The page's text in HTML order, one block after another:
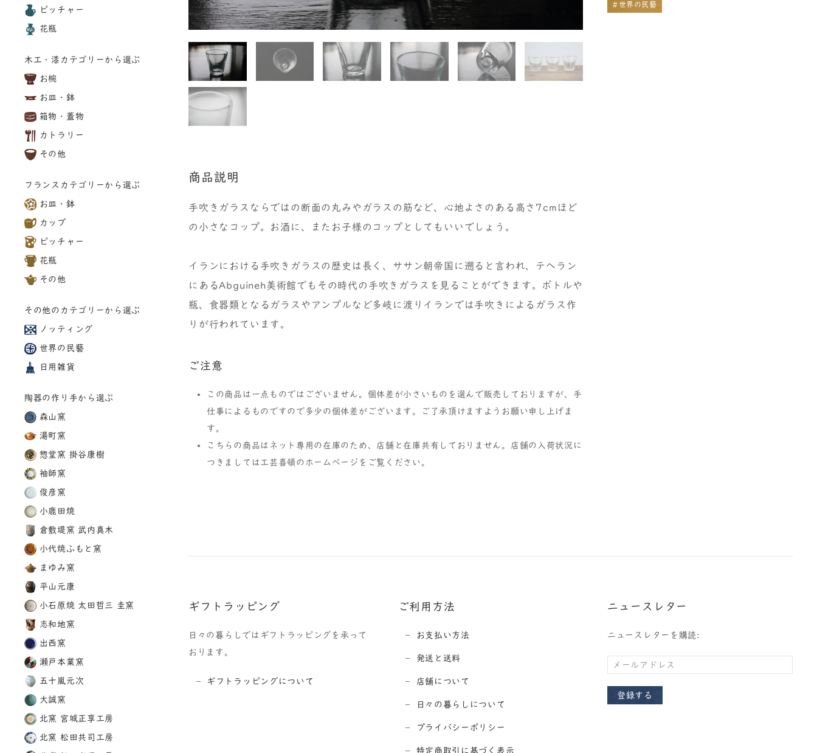
ピッチャー
花瓶
木工・漆カテゴリーから選ぶ
お椀
お皿・鉢
箱物・蓋物
カトラリー
その他
フランスカテゴリーから選ぶ
お皿・鉢
カップ
ピッチャー
花瓶
その他
その他のカテゴリーから選ぶ
ノッティング
世界の民藝
日用雑貨
陶器の作り手から選ぶ
森山窯
湯町窯
惣堂窯 掛谷康樹
袖師窯
俊彦窯
小鹿田焼
倉敷堤窯 武内真木
小代焼ふもと窯
まゆみ窯
平山元康
小石原焼 太田哲三 圭窯
志和地窯
出西窯
瀬戸本業窯
五十嵐元次
大誠窯
北窯 宮城正享工房
北窯 松田共司工房
商品説明
手吹きガラスならではの断面の丸みやガラスの筋など、心地よさのある高さ7cmほど
の小さなコップ。お酒に、またお子様のコップとしてもいいでしょう。
イランにおける手吹きガラスの歴史は長く、ササン朝帝国に遡ると言われ、テヘラン
にあるAbguineh美術館でもその時代の手吹きガラスを見ることができます。ボトルや
瓶、食器類となるガラスやアンプルなど多岐に渡りイランでは手吹きによるガラス作
りが行われています。
ご注意
この商品は一点ものではございません。個体差が小さいものを選んで販売しておりますが、手
仕事によるものですので多少の個体差がございます。ご了承頂けますようお願い申し上げま
す。
こちらの商品はネット専用の在庫のため、店舗と在庫共有しておりません。店舗の入荷状況に
つきましては工芸喜頓のホームページをご覧ください。
#世界の民藝
ギフトラッピング
日々の暮らしではギフトラッピングを承って
おります。
ギフトラッピングについて
ご利用方法
お支払い方法
発送と送料
店舗について
日々の暮らしについて
プライバシーポリシー
特定商取引に基づく表示
ニュースレター
ニュースレターを購読:
登録する